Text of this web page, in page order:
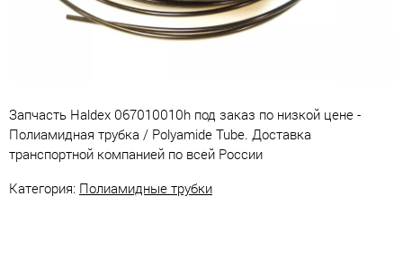
Запчасть Haldex 067010010h под заказ по низкой цене -
Полиамидная трубка / Polyamide Tube. Доставка
транспортной компанией по всей России
Категория: Полиамидные трубки